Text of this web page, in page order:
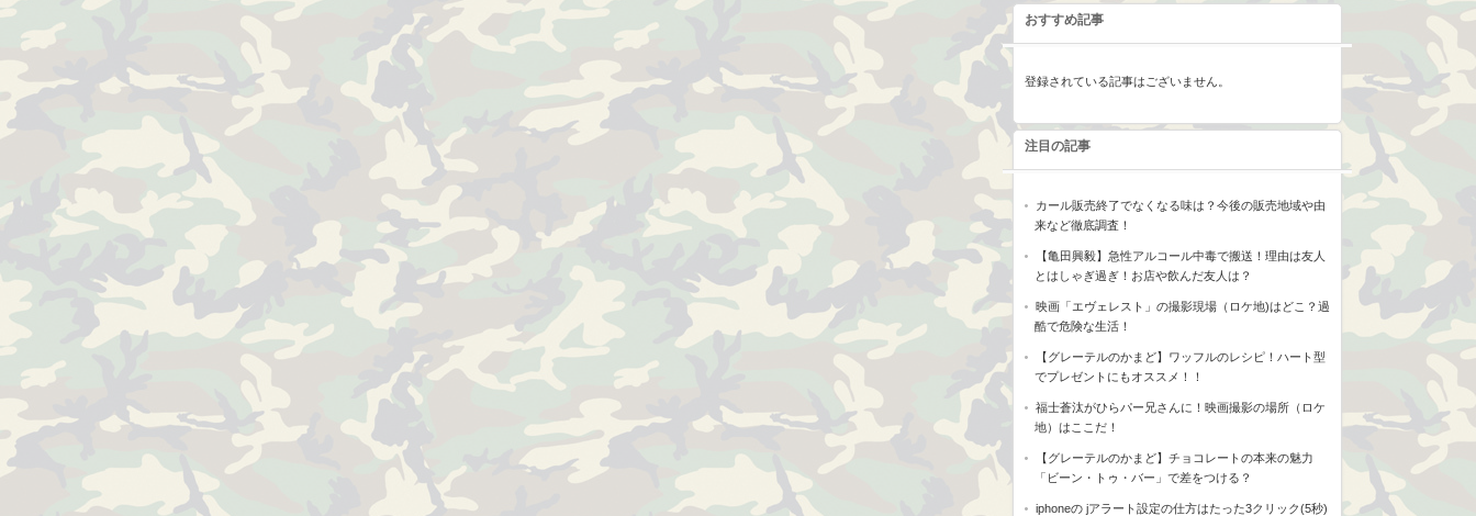
おすすめ記事
登録されている記事はございません。
注目の記事
カール販売終了でなくなる味は？今後の販売地域や由
来など徹底調査！
【亀田興毅】急性アルコール中毒で搬送！理由は友人
とはしゃぎ過ぎ！お店や飲んだ友人は？
映画「エヴェレスト」の撮影現場（ロケ地)はどこ？過
酷で危険な生活！
【グレーテルのかまど】ワッフルのレシピ！ハート型
でプレゼントにもオススメ！！
福士蒼汰がひらパー兄さんに！映画撮影の場所（ロケ
地）はここだ！
【グレーテルのかまど】チョコレートの本来の魅力
「ビーン・トゥ・バー」で差をつける？
iphoneの jアラート設定の仕方はたった3クリック(5秒)